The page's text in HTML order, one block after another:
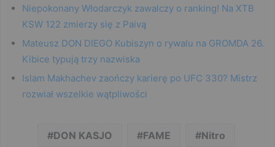
Niepokonany Włodarczyk zawalczy o ranking! Na XTB
KSW 122 zmierzy się z Paivą
Mateusz DON DIEGO Kubiszyn o rywalu na GROMDA 26.
Kibice typują trzy nazwiska
Islam Makhachev zaończy karierę po UFC 330? Mistrz
rozwiał wszelkie wątpliwości
DON KASJO FAME Nitro